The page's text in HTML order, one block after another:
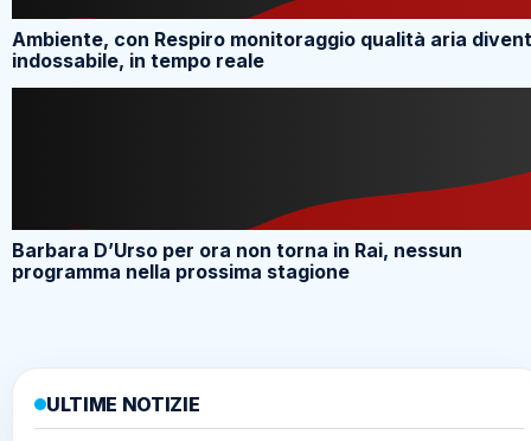
Ambiente, con Respiro monitoraggio qualità aria
indossabile, in tempo reale
Barbara D’Urso per ora non torna in Rai, nessun
programma nella prossima stagione
ULTIME NOTIZIE